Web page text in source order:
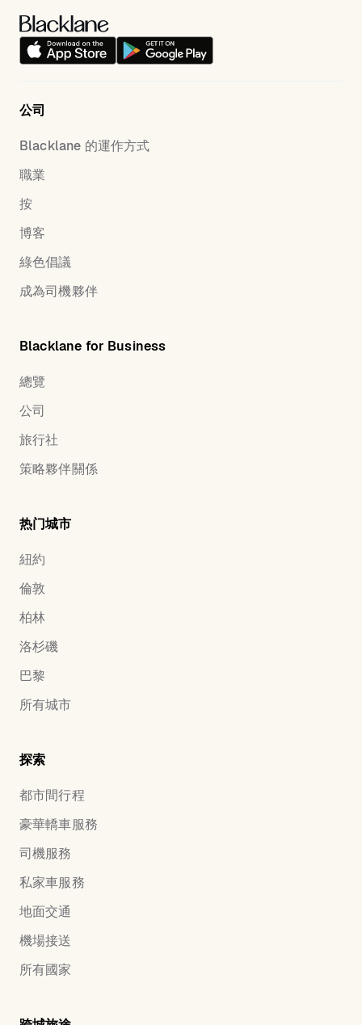
公司
Blacklane 的運作方式
職業
按
博客
綠色倡議
成為司機夥伴
Blacklane for Business
總覽
公司
旅行社
策略夥伴關係
热门城市
紐約
倫敦
柏林
洛杉磯
巴黎
所有城市
探索
都市間行程
豪華轎車服務
司機服務
私家車服務
地面交通
機場接送
所有國家